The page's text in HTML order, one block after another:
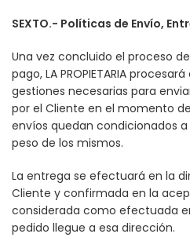
SEXTO.- Políticas de Envío,
Una vez concluido el proceso
pago, LA PROPIETARIA
gestiones necesarias para
por el Cliente en el momento
envíos quedan condicionados
peso de los mismos.
La entrega se efectuará en la
Cliente y confirmada en la
considerada como efectuada
pedido llegue a esa dirección.